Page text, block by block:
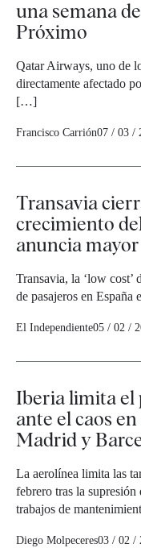
una semana
Próximo
Qatar Airways, uno de
directamente afectado
[…]
Francisco Carrión07 / 03 /
Transavia
crecimiento
anuncia
Transavia, la ‘low
de pasajeros en
El Independiente05 / 02 /
Iberia limita el
ante el caos
Madrid y
La aerolínea limita las
febrero tras la
trabajos de
Diego Molpeceres03 / 02 /